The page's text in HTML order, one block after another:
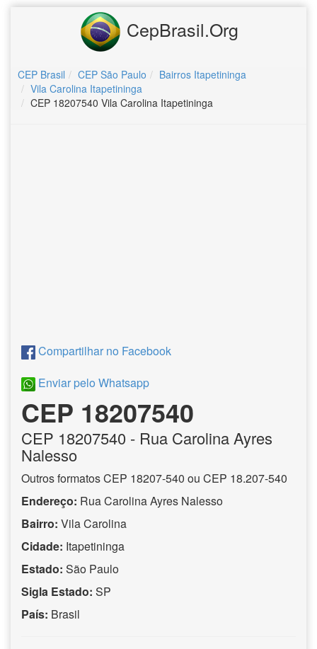
CepBrasil.Org
CEP Brasil CEP São Paulo
Bairros Itapetininga
Vila Carolina Itapetininga
CEP 18207540 Vila Carolina Itapetininga
Compartilhar no Facebook
Enviar pelo Whatsapp
CEP 18207540
CEP 18207540 - Rua Carolina Ayres
Nalesso
Outros formatos CEP 18207-540 ou CEP 18.207-540
Endereço: Rua Carolina Ayres Nalesso
Bairro: Vila Carolina
Cidade: Itapetininga
Estado: São Paulo
Sigla Estado: SP
País: Brasil